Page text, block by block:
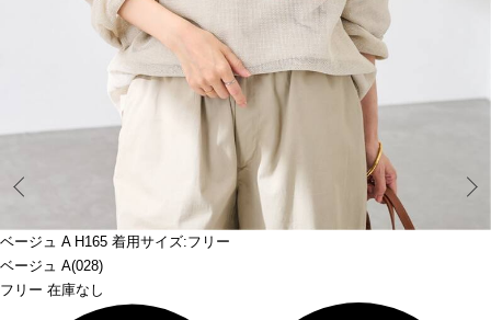
ベージュ A H165 着用サイズ:フリー
ベージュ A(028)
フリー 在庫なし